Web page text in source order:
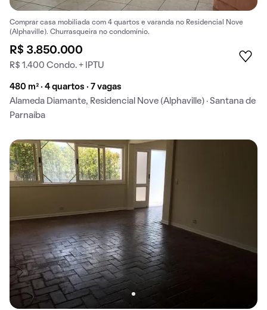
Comprar casa mobiliada com 4 quartos e varanda no Residencial Nove
(Alphaville). Churrasqueira no condomínio.
R$ 3.850.000
R$ 1.400 Condo. + IPTU
480 m² · 4 quartos · 7 vagas
Alameda Diamante, Residencial Nove (Alphaville) · Santana de
Parnaíba